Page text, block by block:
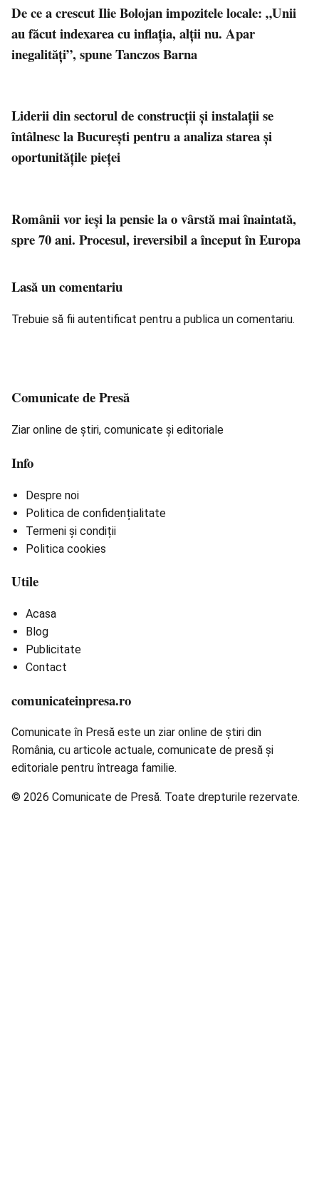
De ce a crescut Ilie Bolojan impozitele locale: „Unii
au făcut indexarea cu inflația, alții nu. Apar
inegalități”, spune Tanczos Barna
Liderii din sectorul de construcții și instalații se
întâlnesc la București pentru a analiza starea și
oportunitățile pieței
Românii vor ieși la pensie la o vârstă mai înaintată,
spre 70 ani. Procesul, ireversibil a început în Europa
Lasă un comentariu
Trebuie să fii autentificat pentru a publica un comentariu.
Comunicate de Presă
Ziar online de știri, comunicate și editoriale
Info
Despre noi
Politica de confidențialitate
Termeni și condiții
Politica cookies
Utile
Acasa
Blog
Publicitate
Contact
comunicateinpresa.ro
Comunicate în Presă este un ziar online de știri din
România, cu articole actuale, comunicate de presă și
editoriale pentru întreaga familie.
© 2026 Comunicate de Presă. Toate drepturile rezervate.